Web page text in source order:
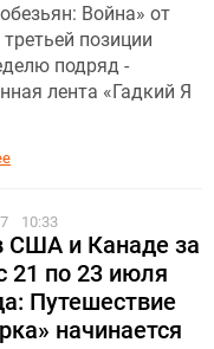
Война» от
позиции
подряд -
лента «Гадкий Я
10:33
США и Канаде за
21 по 23 июля
Путешествие
начинается